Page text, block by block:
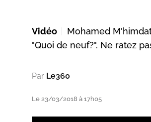
Vidéo
Mohamed
"Quoi de neuf?". Ne ratez
Par Le360
Le 23/03/2018 à 17h05